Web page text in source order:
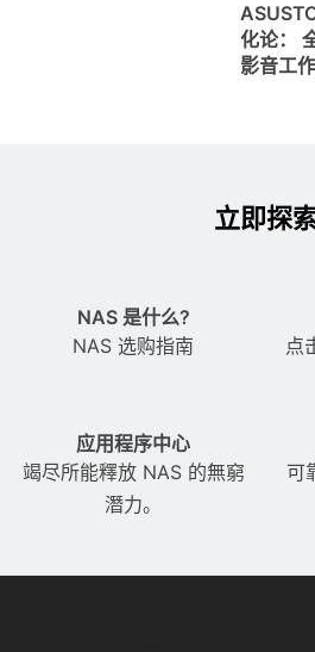
化论：
影音工
立即探
NAS 是什么?
NAS 选购指南
点
应用程序中心
竭尽所能釋放 NAS 的無窮
潛力。
可